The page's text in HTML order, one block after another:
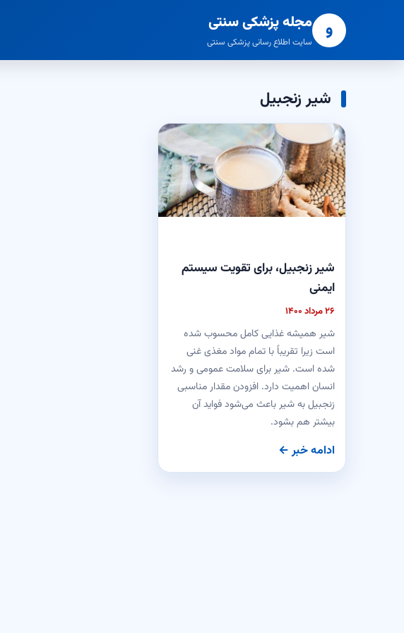
و مجله پزشکی سنتی
سایت اطلاع رسانی پزشکی سنتی
شیر زنجبیل
شیر زنجبیل، برای تقویت سیستم
ایمنی
۲۶ مرداد ۱۴۰۰
شیر همیشه غذایی کامل محسوب شده
است زیرا تقریباً با تمام مواد مغذی غنی
شده است. شیر برای سلامت عمومی و رشد
انسان اهمیت دارد. افزودن مقدار مناسبی
زنجبیل به شیر باعث می‌شود فواید آن
بیشتر هم بشود.
ادامه خبر ←